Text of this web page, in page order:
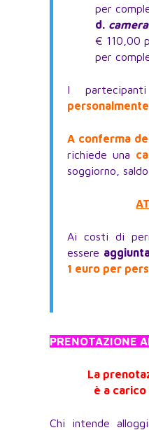
per
d.
€ 110,00
per
I
A conferma
richiede una
soggiorno,
Ai costi di
essere
1 euro per
PRENOTAZIONE
La
è a
Chi intende